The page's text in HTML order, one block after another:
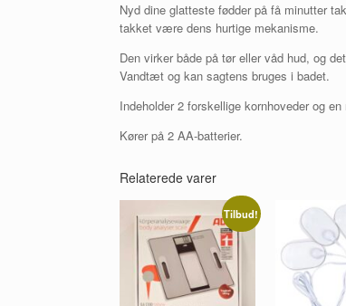
Nyd dine glatteste fødder på få minutter
takket være dens hurtige mekanisme.
Den virker både på tør eller våd hud, og
Vandtæt og kan sagtens bruges i badet.
Indeholder 2 forskellige kornhoveder og en
Kører på 2 AA-batterier.
Relaterede varer
Tilbud!